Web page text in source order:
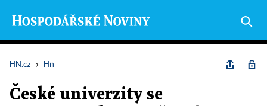
HN.cz › Hn
České univerzity se